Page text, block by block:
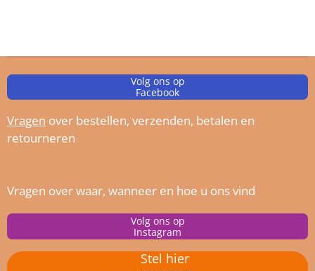
Volg ons op
Facebook
Vragen over bestellen, verzenden, betalen en
retourneren
Vragen over waar, wanneer en hoe u ons vind
Volg ons op
Instagram
Stel hier